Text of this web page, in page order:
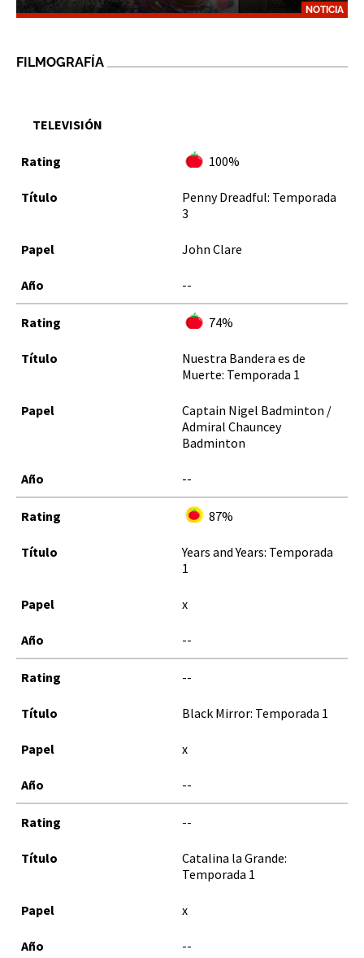
NOTICIA
FILMOGRAFÍA
TELEVISIÓN
100%
Penny Dreadful: Temporada
3
John Clare
--
74%
Nuestra Bandera es de
Muerte: Temporada 1
Captain Nigel Badminton /
Admiral Chauncey
Badminton
--
87%
Years and Years: Temporada
1
x
--
--
Black Mirror: Temporada 1
x
--
--
Catalina la Grande:
Temporada 1
x
--